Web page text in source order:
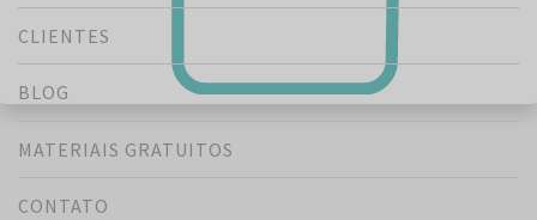
CLIENTES
BLOG
MATERIAIS GRATUITOS
CONTATO